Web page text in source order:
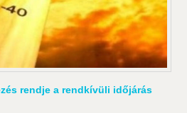
rendje a rendkívüli időjárás